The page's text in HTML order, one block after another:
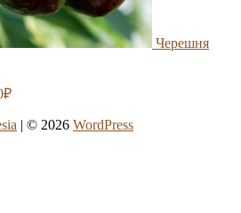
Черешня
₽
| © 2026 WordPress